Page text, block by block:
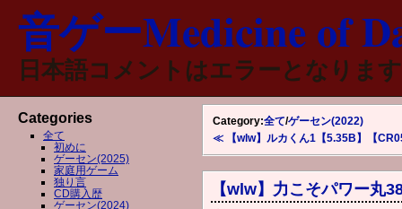
音ゲーMedicine of
日本語コメントはエラーとなりま
Category:全て/ゲーセン(2022)
≪ 【wlw】ルカくん1【5.35B】【
【wlw】力こそパワー丸
Categories
全て
初めに
ゲーセン(2025)
家庭用ゲーム
独り言
CD購入歴
ゲーセン(2024)